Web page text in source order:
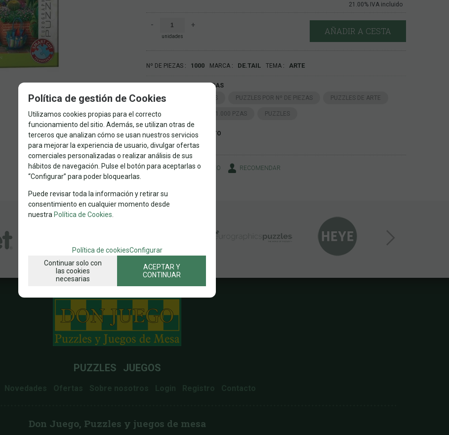
21.00% IVA incluido
-
unidades
+
AÑADIR A CESTA
Nº DE PIEZAS 1000 MARCA DE.TAIL TEMA ARTE
FAMILIAS RELACIONADAS
PUZZLES POR MARCAS
PUZZLES POR Nº DE PIEZAS PUZZLES DE ARTE
EUROGRAPHICS 1.000 PZAS PUZZLES
FECHA DE LANZAMIENTO
Martes, 22 Abril 2025
SOLICITAR MÁS INFO RECOMENDAR
PUZZLES JUEGOS
Novedades Ofertas Sobre nosotros Login Registro Contacto
Don Juego, Puzzles y juegos de mesa
Política de gestión de Cookies
Utilizamos cookies propias para el correcto
funcionamiento del sitio. Además, se utilizan otras de
terceros que analizan cómo se usan nuestros servicios
para mejorar la experiencia de usuario, divulgar ofertas
comerciales personalizadas o realizar análisis de sus
hábitos de navegación. Pulse el botón para aceptarlas o
“Configurar” para poder bloquearlas.
Puede revisar toda la información y retirar su
consentimiento en cualquier momento desde
nuestra Política de Cookies
Política de cookiesConfigurar
Continuar solo con
las cookies
necesarias
ACEPTAR Y
CONTINUAR